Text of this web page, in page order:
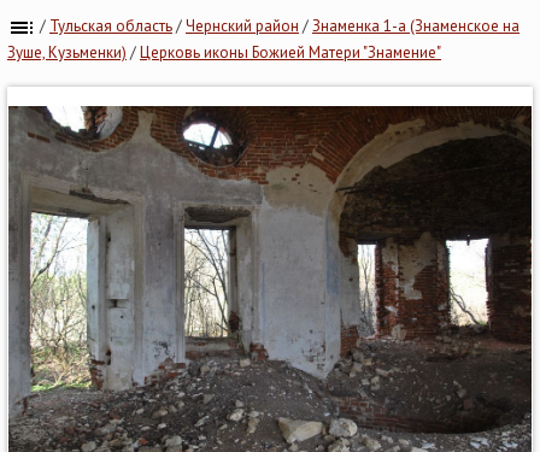
/ Тульская область/Чернский район /Знаменка 1-а (Знаменское на
Зуше, Кузьменки) /Церковь иконы Божией Матери "Знамение"